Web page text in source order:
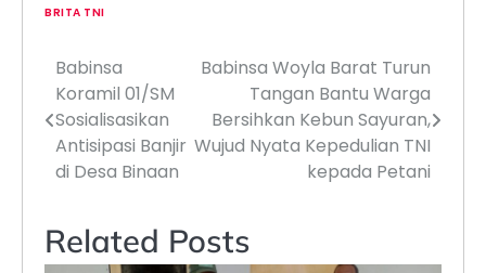
BRITA TNI
Navigasi
pos
Babinsa
Koramil 01/SM
Sosialisasikan
Antisipasi Banjir
di Desa Binaan
‎Babinsa Woyla Barat Turun
Tangan Bantu Warga
Bersihkan Kebun Sayuran,
Wujud Nyata Kepedulian TNI
kepada Petani
Related Posts